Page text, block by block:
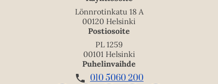
Lönnrotinkatu 18 A
00120 Helsinki
Postiosoite
PL 1259
00101 Helsinki
Puhelinvaihde
010 5060 200